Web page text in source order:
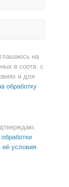
на
в соотв. с
и для
обработку
условия